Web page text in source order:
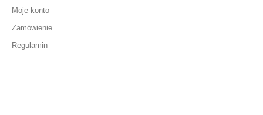
Moje konto
Zamówienie
Regulamin